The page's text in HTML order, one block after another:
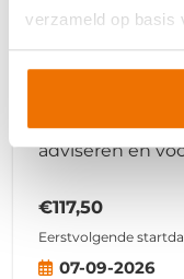
verzameld op basis
In deze e-
en de uitzend-
in de
adviseren en
€117,50
Eerstvolgende
07-09-2026